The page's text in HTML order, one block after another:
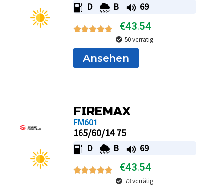
D B 69
€43.54
50 vorrätig
Ansehen
FIREMAX
FM601
165/60/14 75
D B 69
€43.54
73 vorrätig